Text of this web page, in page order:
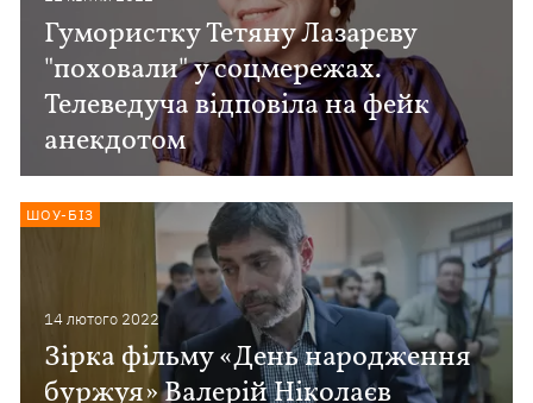
Гумористку Тетяну Лазарєву
"поховали" у соцмережах.
Телеведуча відповіла на фейк
анекдотом
14 лютого 2022
Зірка фільму «День народження
буржуя» Валерій Ніколаєв
ШОУ-БІЗ